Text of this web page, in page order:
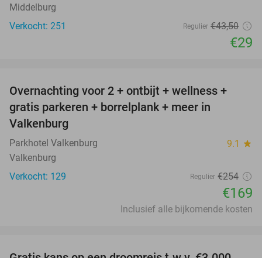
Middelburg
Verkocht: 251
Regulier €43,50
€29
33%
Overnachting voor 2 + ontbijt + wellness +
gratis parkeren + borrelplank + meer in
Valkenburg
Parkhotel Valkenburg 9.1 star
Valkenburg
Verkocht: 129
Regulier €254
€169
Inclusief alle bijkomende kosten